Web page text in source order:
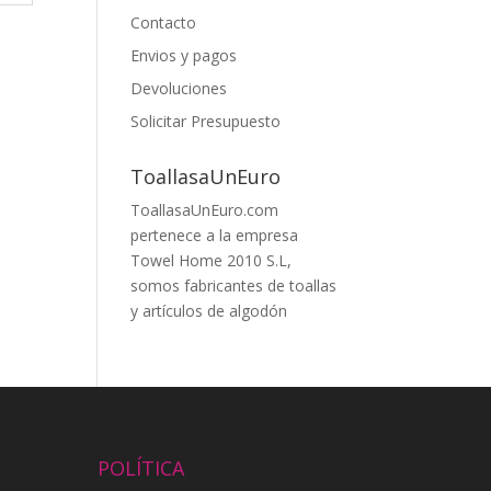
Contacto
Envios y pagos
Devoluciones
Solicitar Presupuesto
ToallasaUnEuro
ToallasaUnEuro.com
pertenece a la empresa
Towel Home 2010 S.L,
somos fabricantes de toallas
y artículos de algodón
POLÍTICA